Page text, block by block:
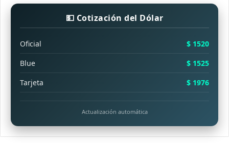
💵 Cotización del Dólar
Oficial
$ 1520
Blue
$ 1525
Tarjeta
$ 1976
Actualización automática